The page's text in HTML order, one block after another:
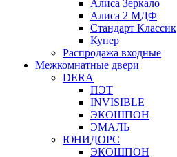
Алиса Зеркало
Алиса 2 МДФ
Стандарт Классик
Купер
Распродажа входные
Межкомнатные двери
DERA
ПЭТ
INVISIBLE
ЭКОШПОН
ЭМАЛЬ
ЮНИДОРС
ЭКОШПОН